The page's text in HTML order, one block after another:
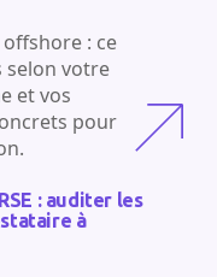
: ce
selon votre
et vos
pour
: auditer les
à